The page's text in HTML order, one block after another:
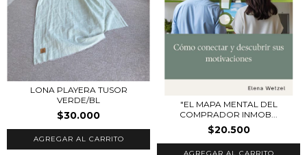
LONA PLAYERA TUSOR
VERDE/BL
$30.000
"EL MAPA MENTAL DEL
COMPRADOR INMOB...
$20.500